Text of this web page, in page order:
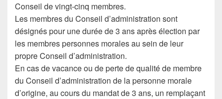
Conseil de vingt-cinq membres.
Les membres du Conseil d’administration sont
désignés pour une durée de 3 ans après élection par
les membres personnes morales au sein de leur
propre Conseil d’administration.
En cas de vacance ou de perte de qualité de membre
du Conseil d’administration de la personne morale
d’origine, au cours du mandat de 3 ans, un remplaçant